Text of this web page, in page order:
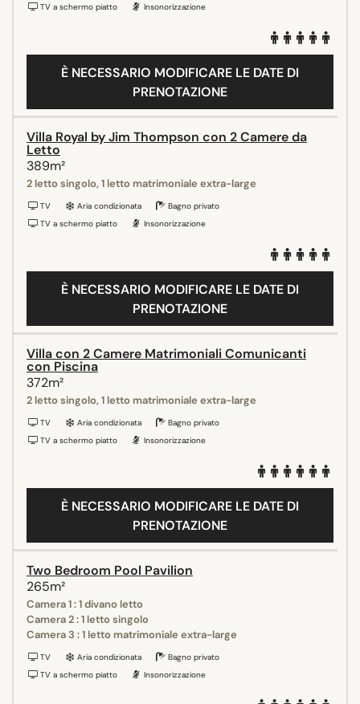
TV a schermo piatto
Insonorizzazione
È NECESSARIO MODIFICARE LE DATE DI
PRENOTAZIONE
Villa Royal by Jim Thompson con 2 Camere da
Letto
389m²
2 letto singolo, 1 letto matrimoniale extra-large
TV Aria condizionata
Bagno privato
TV a schermo piatto
Insonorizzazione
È NECESSARIO MODIFICARE LE DATE DI
PRENOTAZIONE
Villa con 2 Camere Matrimoniali Comunicanti
con Piscina
372m²
2 letto singolo, 1 letto matrimoniale extra-large
TV Aria condizionata
Bagno privato
TV a schermo piatto
Insonorizzazione
È NECESSARIO MODIFICARE LE DATE DI
PRENOTAZIONE
Two Bedroom Pool Pavilion
265m²
Camera 1 : 1 divano letto
Camera 2 : 1 letto singolo
Camera 3 : 1 letto matrimoniale extra-large
TV Aria condizionata
Bagno privato
TV a schermo piatto
Insonorizzazione